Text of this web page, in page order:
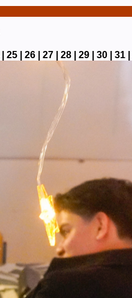
25 | 26 | 27 | 28 | 29 | 30 | 31 |